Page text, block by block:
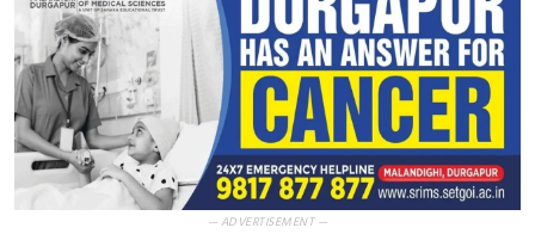
— ADVERTISEMENT —